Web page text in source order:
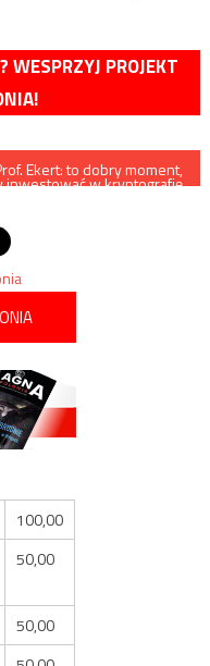
WESPRZYJ PROJEKT
Ekert: to dobry moment,
inwestować w kryptografię
100,00
50,00
50,00